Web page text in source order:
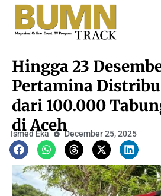
Hingga 23
Pertamina
dari 100.000
di Aceh
Ismed Eka December 25, 2025